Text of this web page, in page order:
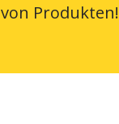
von Produkten!